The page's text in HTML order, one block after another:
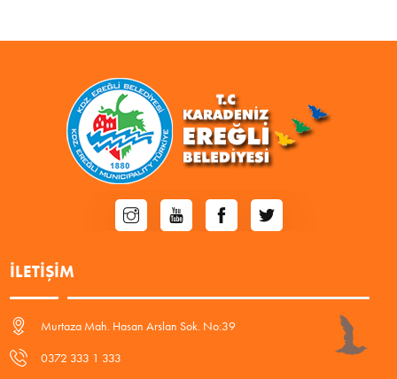
İLETIŞIM
Murtaza Mah. Hasan Arslan Sok. No:39
0372 333 1 333